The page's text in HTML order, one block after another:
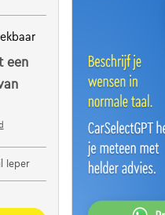
een
Ieper